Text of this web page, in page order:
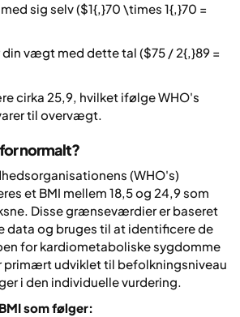
sig selv ($1{,}70 \times 1{,}70 =
vægt med dette tal ($75 / 2{,}89 =
cirka 25,9, hvilket ifølge WHO's
til overvægt.
normalt?
(WHO's)
et BMI mellem 18,5 og 24,9 som
Disse grænseværdier er baseret
data og bruges til at identificere de
for kardiometaboliske sygdomme
primært udviklet til befolkningsniveau
i den individuelle vurdering.
som følger: